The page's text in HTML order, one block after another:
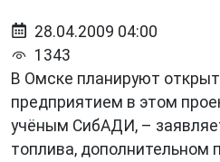
28.04.2009 04:00
1343
В Омске планируют
предприятием в этом
учёным СибАДИ, –
топлива, дополнительном